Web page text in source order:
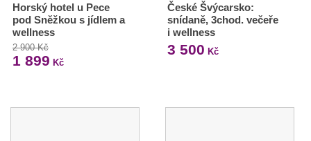
Horský hotel u Pece
pod Sněžkou s jídlem a
wellness
2 900 Kč
1 899 Kč
České Švýcarsko:
snídaně, 3chod. večeře
i wellness
3 500 Kč